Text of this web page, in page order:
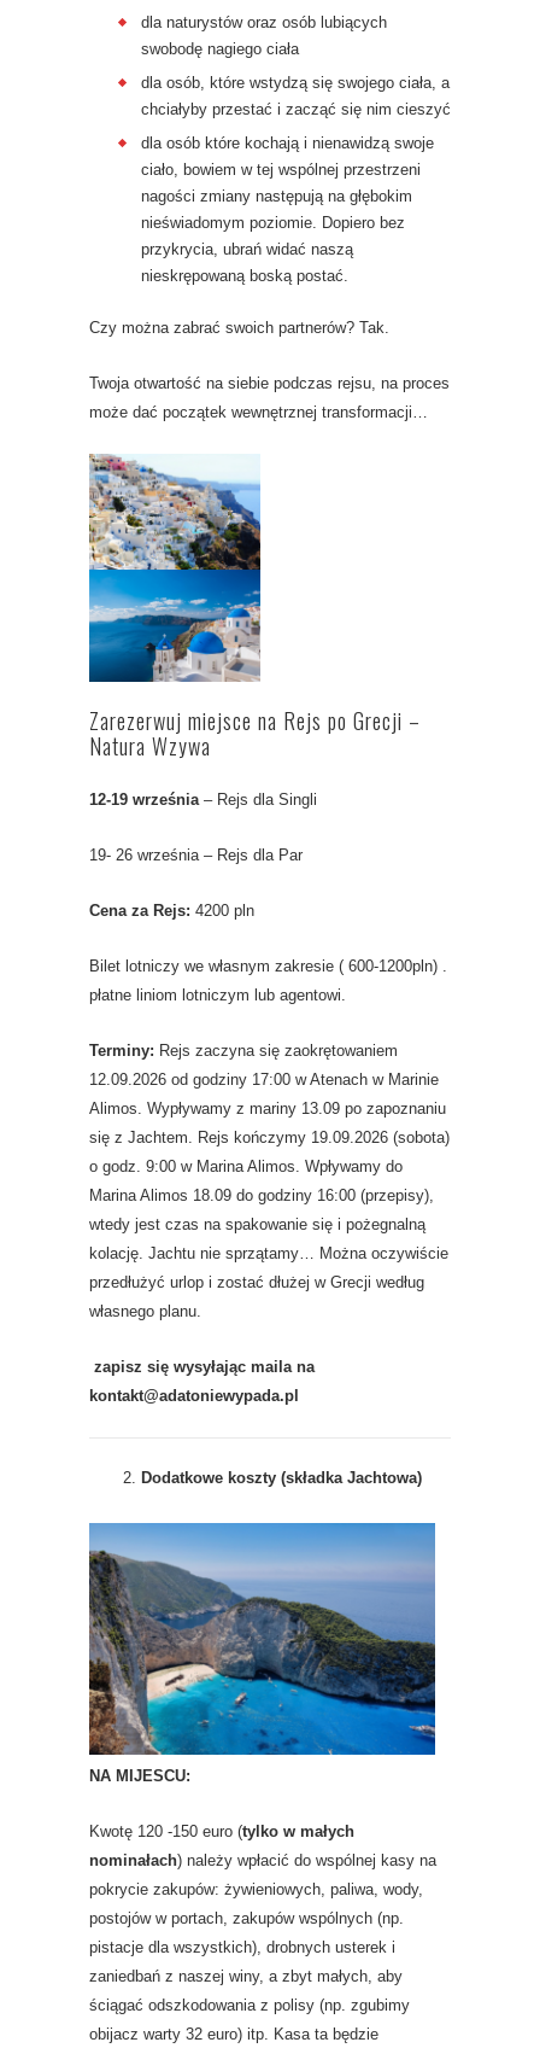
dla naturystów oraz osób lubiących
swobodę nagiego ciała
dla osób, które wstydzą się swojego ciała, a
chciałyby przestać i zacząć się nim cieszyć
dla osób które kochają i nienawidzą swoje
ciało, bowiem w tej wspólnej przestrzeni
nagości zmiany następują na głębokim
nieświadomym poziomie. Dopiero bez
przykrycia, ubrań widać naszą
nieskrępowaną boską postać.
Czy można zabrać swoich partnerów? Tak.
Twoja otwartość na siebie podczas rejsu, na proces
może dać początek wewnętrznej transformacji…
Zarezerwuj miejsce na Rejs po Grecji –
Natura Wzywa
12-19 września – Rejs dla Singli
19- 26 września – Rejs dla Par
Cena za Rejs: 4200 pln
Bilet lotniczy we własnym zakresie ( 600-1200pln) .
płatne liniom lotniczym lub agentowi.
Terminy: Rejs zaczyna się zaokrętowaniem
12.09.2026 od godziny 17:00 w Atenach w Marinie
Alimos. Wypływamy z mariny 13.09 po zapoznaniu
się z Jachtem. Rejs kończymy 19.09.2026 (sobota)
o godz. 9:00 w Marina Alimos. Wpływamy do
Marina Alimos 18.09 do godziny 16:00 (przepisy),
wtedy jest czas na spakowanie się i pożegnalną
kolację. Jachtu nie sprzątamy… Można oczywiście
przedłużyć urlop i zostać dłużej w Grecji według
własnego planu.
zapisz się wysyłając maila na
kontakt@adatoniewypada.pl
Dodatkowe koszty (składka Jachtowa)
NA MIJESCU:
Kwotę 120 -150 euro (tylko w małych
nominałach) należy wpłacić do wspólnej kasy na
pokrycie zakupów: żywieniowych, paliwa, wody,
postojów w portach, zakupów wspólnych (np.
pistacje dla wszystkich), drobnych usterek i
zaniedbań z naszej winy, a zbyt małych, aby
ściągać odszkodowania z polisy (np. zgubimy
obijacz warty 32 euro) itp. Kasa ta będzie